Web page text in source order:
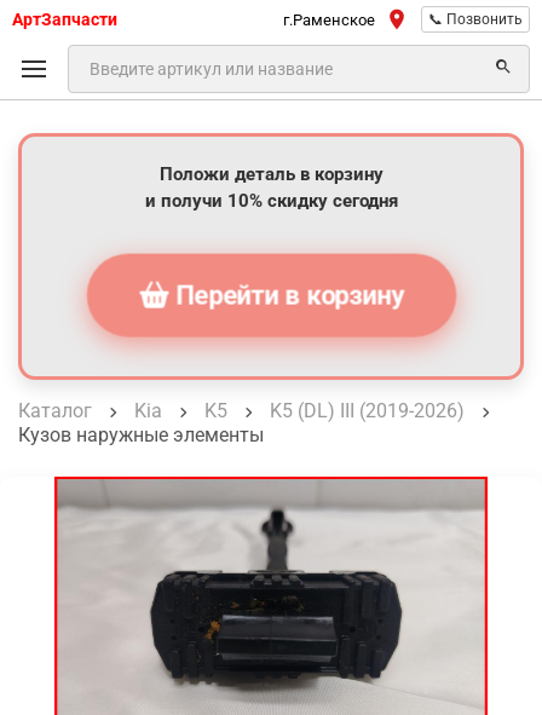
АртЗапчасти г.Раменское 📞 Позвонить
Положи деталь в корзину
и получи 10% скидку сегодня
Перейти в корзину
Каталог Kia K5
K5 (DL) III (2019-2026)
Кузов наружные элементы